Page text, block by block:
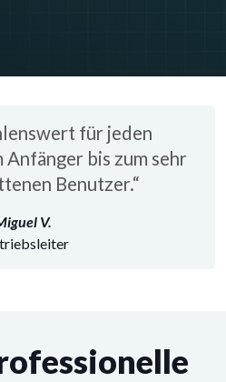
für jeden
bis zum sehr
Benutzer.“
V.